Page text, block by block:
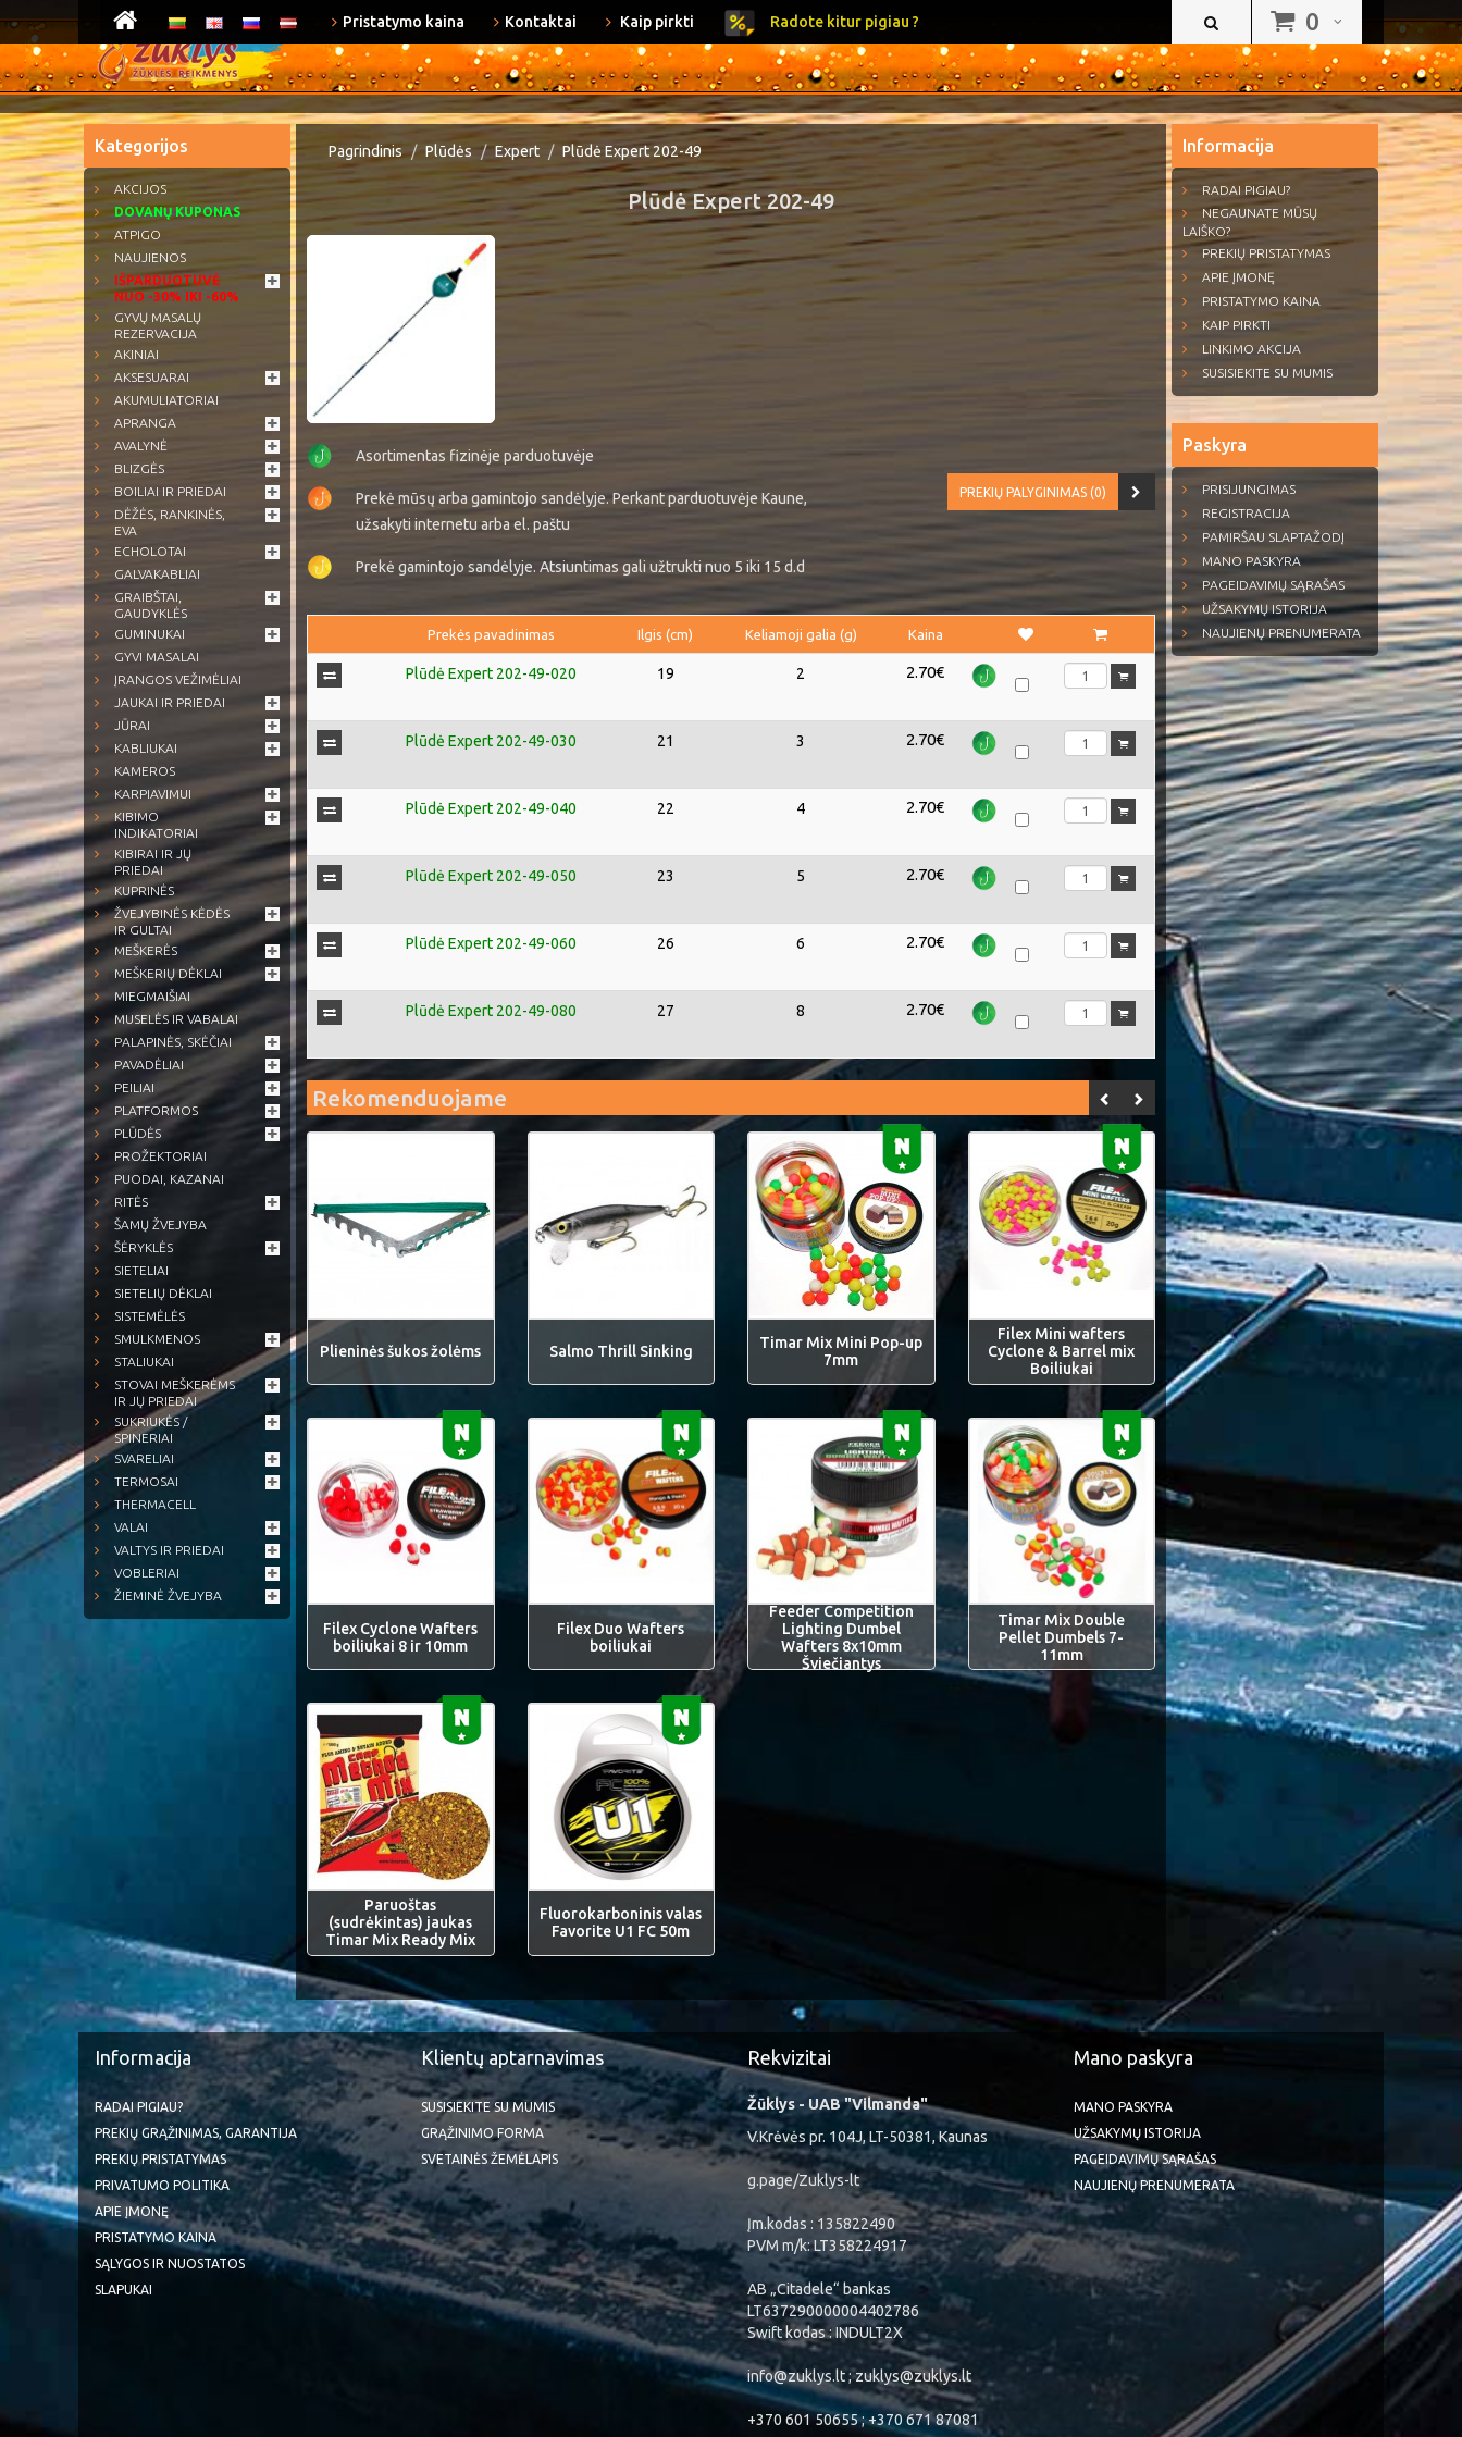
0
Pristatymo kaina Kontaktai Kaip pirkti Radote kitur pigiau ?
Kategorijos
AKCIJOS
DOVANŲ KUPONAS
ATPIGO
NAUJIENOS
IŠPARDUOTUVĖ
NUO -30% IKI -60%
GYVŲ MASALŲ
REZERVACIJA
AKINIAI
AKSESUARAI
AKUMULIATORIAI
APRANGA
AVALYNĖ
BLIZGĖS
BOILIAI IR PRIEDAI
DĖŽĖS, RANKINĖS,
EVA
ECHOLOTAI
GALVAKABLIAI
GRAIBŠTAI,
GAUDYKLĖS
GUMINUKAI
GYVI MASALAI
ĮRANGOS VEŽIMĖLIAI
JAUKAI IR PRIEDAI
JŪRAI
KABLIUKAI
KAMEROS
KARPIAVIMUI
KIBIMO
INDIKATORIAI
KIBIRAI IR JŲ
PRIEDAI
KUPRINĖS
ŽVEJYBINĖS KĖDĖS
IR GULTAI
MEŠKERĖS
MEŠKERIŲ DĖKLAI
MIEGMAIŠIAI
MUSELĖS IR VABALAI
PALAPINĖS, SKĖČIAI
PAVADĖLIAI
PEILIAI
PLATFORMOS
PLŪDĖS
PROŽEKTORIAI
PUODAI, KAZANAI
RITĖS
ŠAMŲ ŽVEJYBA
ŠĖRYKLĖS
SIETELIAI
SIETELIŲ DĖKLAI
SISTEMĖLĖS
SMULKMENOS
STALIUKAI
STOVAI MEŠKERĖMS
IR JŲ PRIEDAI
SUKRIUKĖS /
SPINERIAI
SVARELIAI
TERMOSAI
THERMACELL
VALAI
VALTYS IR PRIEDAI
VOBLERIAI
ŽIEMINĖ ŽVEJYBA
Pagrindinis Plūdės Expert Plūdė Expert 202-49
Plūdė Expert 202-49
Asortimentas fizinėje parduotuvėje
Prekė mūsų arba gamintojo sandėlyje. Perkant parduotuvėje Kaune,
užsakyti internetu arba el. paštu
Prekė gamintojo sandėlyje. Atsiuntimas gali užtrukti nuo 5 iki 15 d.d
PREKIŲ PALYGINIMAS (0)
Prekės pavadinimas Ilgis (cm) Keliamoji galia (g) Kaina
Plūdė Expert 202-49-020 19 2 2.70€
Plūdė Expert 202-49-030 21 3 2.70€
Plūdė Expert 202-49-040 22 4 2.70€
Plūdė Expert 202-49-050 23 5 2.70€
Plūdė Expert 202-49-060 26 6 2.70€
Plūdė Expert 202-49-080 27 8 2.70€
Rekomenduojame
Plieninės šukos žolėms Salmo Thrill Sinking
Timar Mix Mini Pop-up
7mm
Filex Mini wafters
Cyclone & Barrel mix
Boiliukai
Filex Cyclone Wafters
boiliukai 8 ir 10mm
Filex Duo Wafters
boiliukai
Feeder Competition
Lighting Dumbel
Wafters 8x10mm
Šviečiantys
Timar Mix Double
Pellet Dumbels 7-
11mm
Paruoštas
(sudrėkintas) jaukas
Timar Mix Ready Mix
Fluorokarboninis valas
Favorite U1 FC 50m
Informacija
RADAI PIGIAU?
NEGAUNATE MŪSŲ
LAIŠKO?
PREKIŲ PRISTATYMAS
APIE ĮMONĘ
PRISTATYMO KAINA
KAIP PIRKTI
LINKIMO AKCIJA
SUSISIEKITE SU MUMIS
Paskyra
PRISIJUNGIMAS
REGISTRACIJA
PAMIRŠAU SLAPTAŽODĮ
MANO PASKYRA
PAGEIDAVIMŲ SĄRAŠAS
UŽSAKYMŲ ISTORIJA
NAUJIENŲ PRENUMERATA
Informacija
RADAI PIGIAU?
PREKIŲ GRĄŽINIMAS, GARANTIJA
PREKIŲ PRISTATYMAS
PRIVATUMO POLITIKA
APIE ĮMONĘ
PRISTATYMO KAINA
SĄLYGOS IR NUOSTATOS
SLAPUKAI
Klientų aptarnavimas
SUSISIEKITE SU MUMIS
GRĄŽINIMO FORMA
SVETAINĖS ŽEMĖLAPIS
Rekvizitai
Žūklys - UAB "Vilmanda"
V.Krėvės pr. 104J, LT-50381, Kaunas
g.page/Zuklys-lt
Įm.kodas : 135822490
PVM m/k: LT358224917
AB „Citadele“ bankas
LT637290000004402786
Swift kodas : INDULT2X
info@zuklys.lt ; zuklys@zuklys.lt
+370 601 50655 ; +370 671 87081
Mano paskyra
MANO PASKYRA
UŽSAKYMŲ ISTORIJA
PAGEIDAVIMŲ SĄRAŠAS
NAUJIENŲ PRENUMERATA